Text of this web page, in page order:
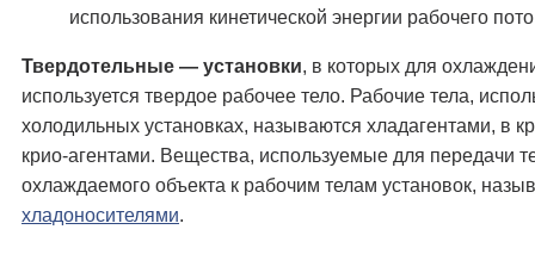
использования кинетической энергии рабочего
Твердотельные — установки, в которых для
используется твердое рабочее тело. Рабочие тела,
холодильных установках, называются хладагентами, в
крио-агентами. Вещества, используемые для передачи
охлаждаемого объекта к рабочим телам установок,
хладоносителями.